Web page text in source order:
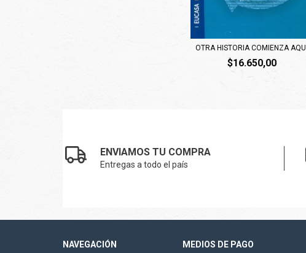
OTRA HISTORIA COMIENZA AQUI
$16.650,00
ENVIAMOS TU COMPRA
Entregas a todo el país
NAVEGACIÓN MEDIOS DE PAGO